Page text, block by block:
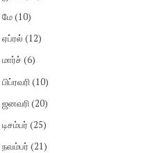
மே(10)
ஏப்ரல் (12)
மார்ச்(6)
பிப்ரவரி (10)
ஜனவரி(20)
டிசம்பர் (25)
நவம்பர் (21)